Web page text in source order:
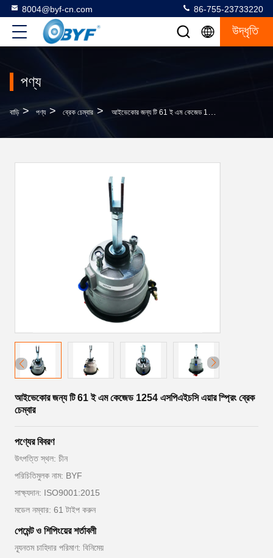
8004@byf-cn.com 86-755-23733220
উদ্ধৃতি
পণ্য
বাড়ি > পণ্য > ব্রেক চেম্বার > আইভেকোর জন্য টি 61 ই এম কেজেড 1254 এসপিএইচসি এয়ার স্প্রিং ব্রেক চেম্বার
আইভেকোর জন্য টি 61 ই এম কেজেড 1254 এসপিএইচসি এয়ার স্প্রিং ব্রেক
চেম্বার
পণ্যের বিবরণ
উৎপত্তি স্থল: চীন
পরিচিতিমুলক নাম: BYF
সাক্ষ্যদান: ISO9001:2015
মডেল নম্বার: 61 টাইপ করুন
পেমেন্ট ও শিপিংয়ের শর্তাবলী
ন্যূনতম চাহিদার পরিমাণ: বিনিমেয়